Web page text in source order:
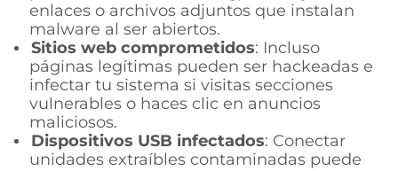
enlaces o archivos adjuntos que instalan
malware al ser abiertos.
Sitios web comprometidos: Incluso
páginas legítimas pueden ser hackeadas e
infectar tu sistema si visitas secciones
vulnerables o haces clic en anuncios
maliciosos.
Dispositivos USB infectados: Conectar
unidades extraíbles contaminadas puede